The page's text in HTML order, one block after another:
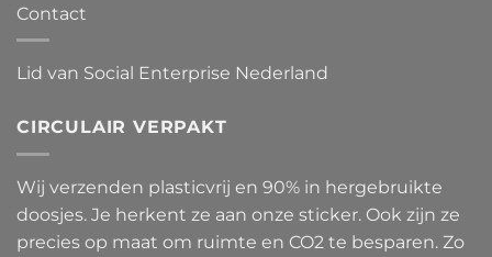
Contact
Lid van Social Enterprise Nederland
CIRCULAIR VERPAKT
Wij verzenden plasticvrij en 90% in hergebruikte
doosjes. Je herkent ze aan onze sticker. Ook zijn ze
precies op maat om ruimte en CO2 te besparen. Zo